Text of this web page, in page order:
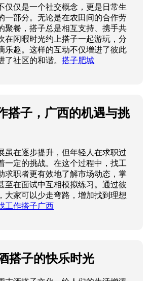
仅仅是一个社交概念，更是日常生
一部分。无论是在农田间的合作劳
聚餐，搭子总是相互支持、携手共
在闲暇时光约上搭子一起游玩，分
乐趣。这样的互动不仅增进了彼此
了社区的和谐。搭子肥城
搭子，广西的机遇与挑
虽在逐步提升，但年轻人在求职过
一定的挑战。在这个过程中，找工
求职者更有效地了解市场动态，掌
至在面试中互相模拟练习。通过彼
大家可以少走弯路，增加找到理想
工作搭子广西
搭子的快乐时光